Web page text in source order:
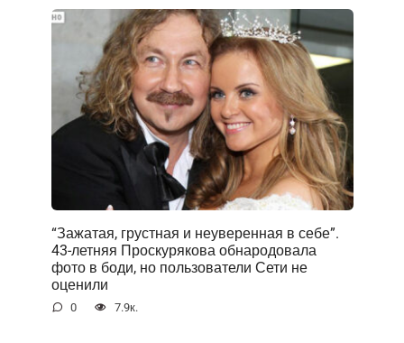
“Зажатая, грустная и неуверенная в себе”.
43-летняя Проскурякова обнародовала
фото в боди, но пользователи Сети не
оценили
0 7.9к.